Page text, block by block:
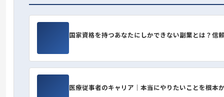
国家資格を持つあなたにしかできない副業とは？信
医療従事者のキャリア｜本当にやりたいことを根本